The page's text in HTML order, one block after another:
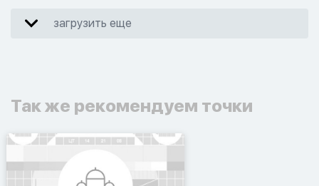
загрузить еще
Так же рекомендуем точки